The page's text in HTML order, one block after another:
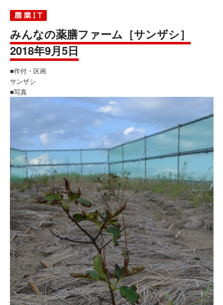
みんなの薬膳ファーム［サンザシ］
2018年9月5日
■作付・区画
サンザシ
■写真